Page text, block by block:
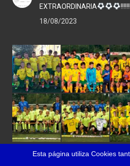
EXTRAORDINARIA
18/08/2023
Esta página utiliza Cookies